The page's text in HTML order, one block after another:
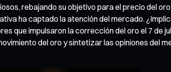
rebajando su objetivo para el precio del
ha captado la atención del mercado.
que impulsaron la corrección del oro el 7 de
del oro y sintetizar las opiniones del